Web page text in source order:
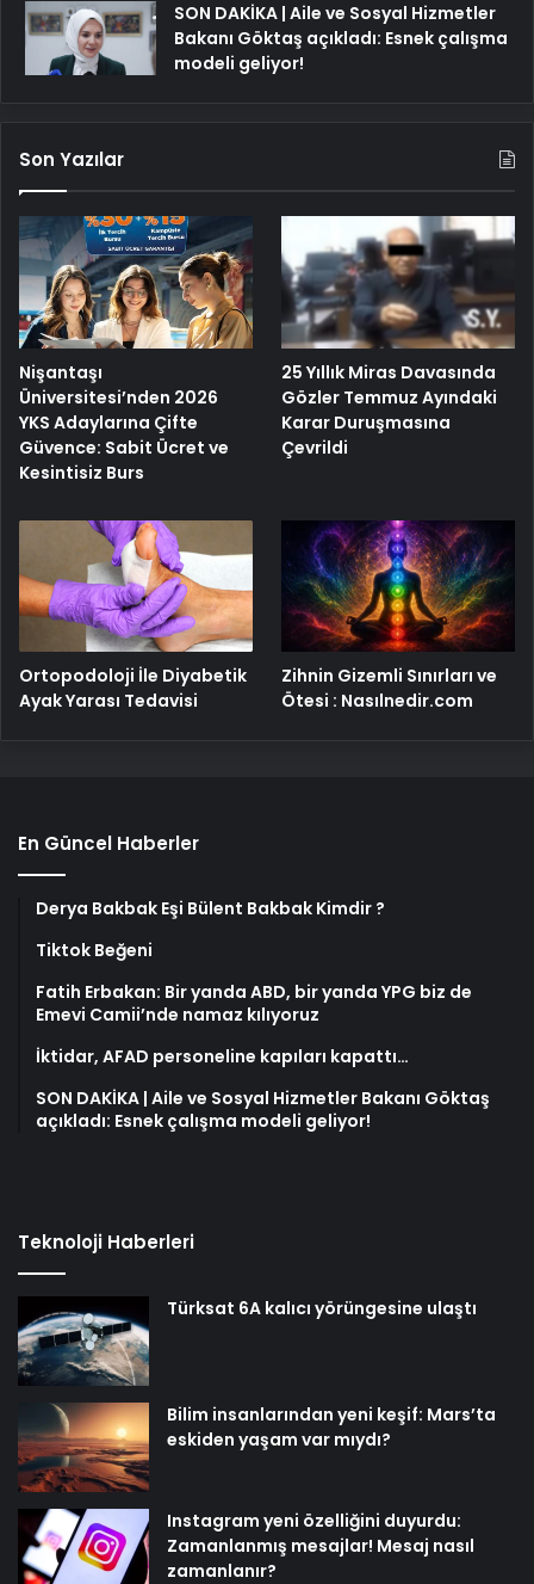
SON DAKİKA | Aile ve Sosyal Hizmetler
Bakanı Göktaş açıkladı: Esnek çalışma
modeli geliyor!
Son Yazılar
Nişantaşı
Üniversitesi’nden 2026
YKS Adaylarına Çifte
Güvence: Sabit Ücret ve
Kesintisiz Burs
25 Yıllık Miras Davasında
Gözler Temmuz Ayındaki
Karar Duruşmasına
Çevrildi
Ortopodoloji İle Diyabetik
Ayak Yarası Tedavisi
Zihnin Gizemli Sınırları ve
Ötesi : Nasılnedir.com
En Güncel Haberler
Derya Bakbak Eşi Bülent Bakbak Kimdir ?
Tiktok Beğeni
Fatih Erbakan: Bir yanda ABD, bir yanda YPG biz de
Emevi Camii’nde namaz kılıyoruz
İktidar, AFAD personeline kapıları kapattı…
SON DAKİKA | Aile ve Sosyal Hizmetler Bakanı Göktaş
açıkladı: Esnek çalışma modeli geliyor!
Teknoloji Haberleri
Türksat 6A kalıcı yörüngesine ulaştı
Bilim insanlarından yeni keşif: Mars’ta
eskiden yaşam var mıydı?
Instagram yeni özelliğini duyurdu:
Zamanlanmış mesajlar! Mesaj nasıl
zamanlanır?